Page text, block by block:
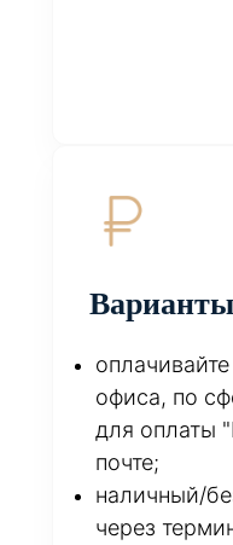
офиса, по
для оплаты
почте;
наличный/
через